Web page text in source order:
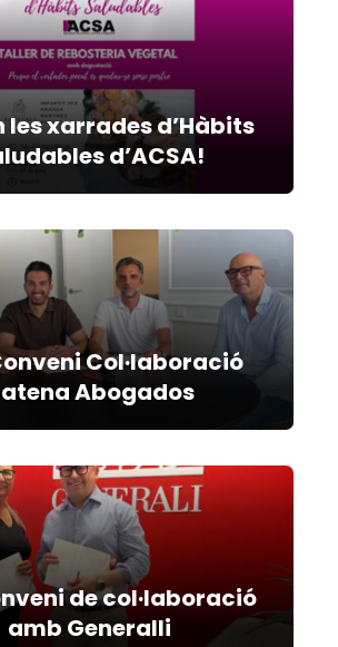
les xarrades d’Hàbits
d’ACSA!
Col·laboració
Abogados
de col·laboració
amb Generalli